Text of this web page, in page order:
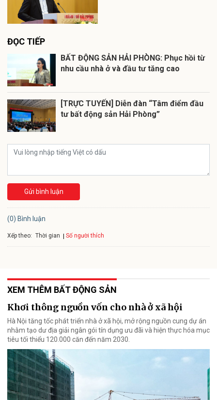
ĐỌC TIẾP
BẤT ĐỘNG SẢN HẢI PHÒNG: Phục hồi từ
nhu cầu nhà ở và đầu tư tăng cao
[TRỰC TUYẾN] Diễn đàn “Tâm điểm đầu
tư bất động sản Hải Phòng”
Gửi bình luận
(0) Bình luận
Xếp theo: Thời gian Số người thích
XEM THÊM BẤT ĐỘNG SẢN
Khơi thông nguồn vốn cho nhà ở xã hội
Hà Nội tăng tốc phát triển nhà ở xã hội, mở rộng nguồn cung dự án
nhằm tạo dư địa giải ngân gói tín dụng ưu đãi và hiện thực hóa mục
tiêu tối thiểu 120.000 căn đến năm 2030.